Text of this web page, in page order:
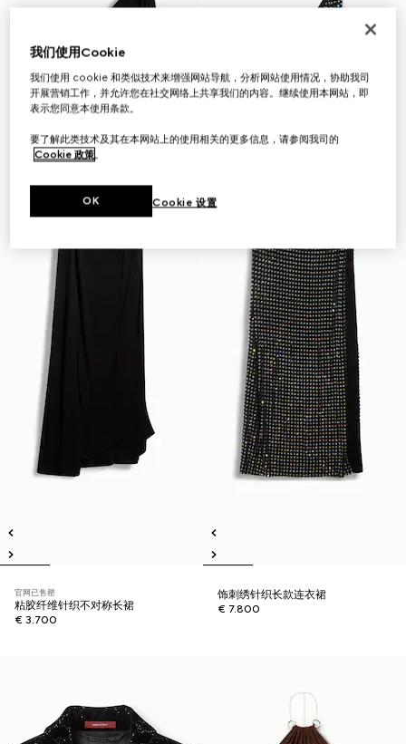
官网已售罄
粘胶纤维针织不对称长裙
€ 3.700
饰刺绣针织长款连衣裙
€ 7.800
我们使用Cookie
我们使用 cookie 和类似技术来增强网站导航，分析网站使用情况，协助我司
开展营销工作，并允许您在社交网络上共享我们的内容。继续使用本网站，即
表示您同意本使用条款。
要了解此类技术及其在本网站上的使用相关的更多信息，请参阅我司的
Cookie 政策。
Cookie 设置
OK